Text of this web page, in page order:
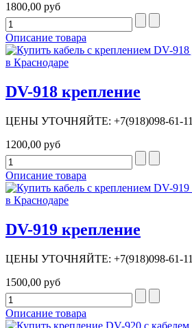
1800,00 руб
Описание товара
DV-918 крепление
ЦЕНЫ УТОЧНЯЙТЕ: +7(918)098-61-11
1200,00 руб
Описание товара
DV-919 крепление
ЦЕНЫ УТОЧНЯЙТЕ: +7(918)098-61-11
1500,00 руб
Описание товара